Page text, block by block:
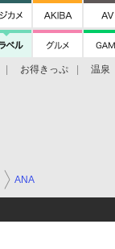
お得きっぷ 温泉
ANA